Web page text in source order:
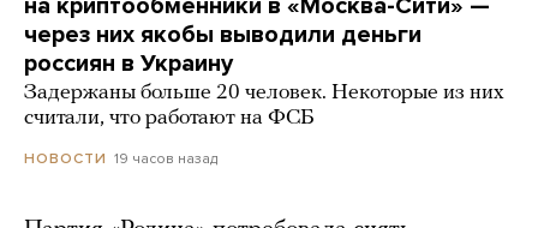
на криптообменники в «Москва-Сити» —
через них якобы выводили деньги
россиян в Украину
Задержаны больше 20 человек. Некоторые из них
считали, что работают на ФСБ
НОВОСТИ 19 часов назад